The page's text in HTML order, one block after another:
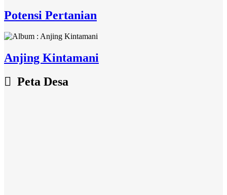
Potensi Pertanian
Anjing Kintamani
Peta Desa